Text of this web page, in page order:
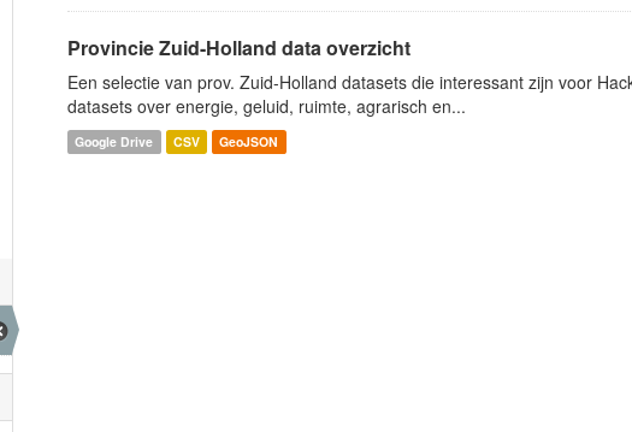
Provincie Zuid-Holland data overzicht
Een selectie van prov. Zuid-Holland datasets die interessant zijn voor
datasets over energie, geluid, ruimte, agrarisch en...
Google Drive CSV GeoJSON